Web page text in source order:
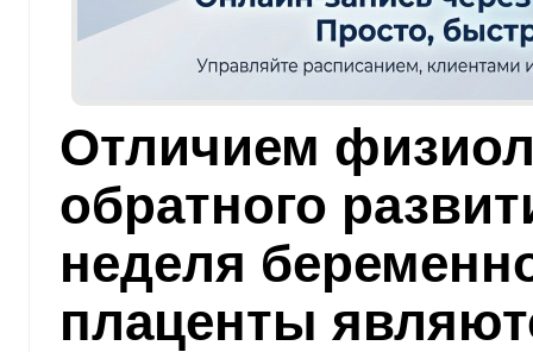
Отличием
обратного
неделя
плаценты